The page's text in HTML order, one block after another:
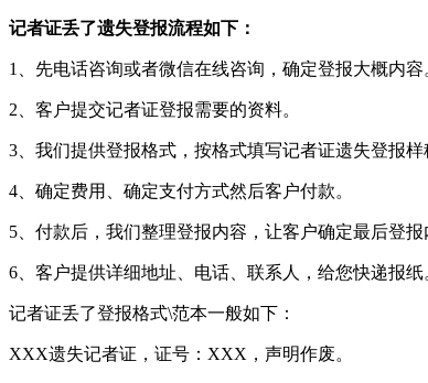
记者证丢了遗失登报流程如下：
1、先电话咨询或者微信在线咨询，确定登报大概内容
2、客户提交记者证登报需要的资料。
3、我们提供登报格式，按格式填写记者证遗失登报
4、确定费用、确定支付方式然后客户付款。
5、付款后，我们整理登报内容，让客户确定最后登报
6、客户提供详细地址、电话、联系人，给您快递报纸
记者证丢了登报格式\范本一般如下：
XXX遗失记者证，证号：XXX，声明作废。